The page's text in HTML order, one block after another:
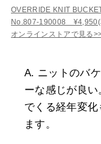
OVERRIDE KNIT
No.807-190008 ¥4,950(
オンラインストアで見る
A. ニットのバ
ーな感じが良
でくる経年変
ます。